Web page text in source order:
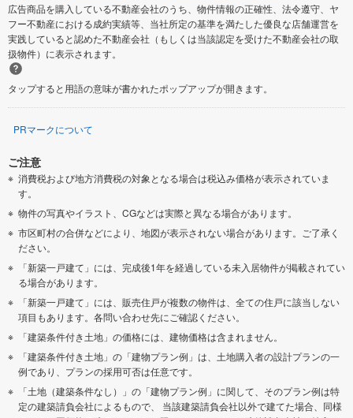
広告商品を購入している不動産会社のうち、物件情報の正確性、法令遵守、ヤ
フー不動産における成約実績等、当社所定の基準を満たした優良な店舗運営を
実践していると認めた不動産会社（もしくは当該認定を受けた不動産会社の取
扱物件）に表示されます。
タップすると用語の意味が書かれたポップアップが開きます。
PRマークについて
ご注意
消費税および地方消費税の対象となる場合は税込み価格が表示されていま
す。
物件の写真やイラスト、CGなどは実際と異なる場合があります。
市区町村の合併などにより、地図が表示されない場合があります。ご了承く
ださい。
「新築一戸建て」には、完成後1年を経過している未入居物件が掲載されてい
る場合があります。
「新築一戸建て」には、販売住戸が複数の物件は、全ての住戸に該当しない
項目もあります。各問い合わせ先にご確認ください。
「建築条件付き土地」の価格には、建物価格は含まれません。
「建築条件付き土地」の「建物プラン例」は、土地購入者の設計プランの一
例であり、プランの採用可否は任意です。
「土地（建築条件なし）」の「建物プラン例」に関して、そのプラン例は特
定の建築請負会社によるもので、 当該建築請負会社以外で建てた場合、同様